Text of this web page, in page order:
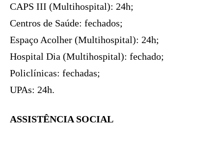
CAPS III (Multihospital): 24h;
Centros de Saúde: fechados;
Espaço Acolher (Multihospital): 24h;
Hospital Dia (Multihospital): fechado;
Policlínicas: fechadas;
UPAs: 24h.
ASSISTÊNCIA SOCIAL